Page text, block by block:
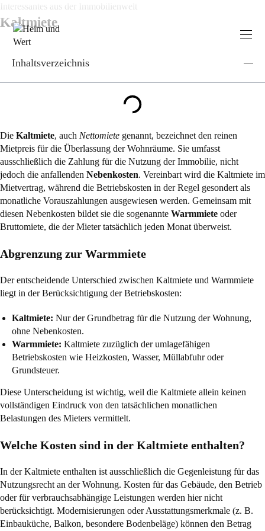
Zum
Inhalt
springen
Interessantes aus der Immobilienwelt
Kaltmiete
Inhaltsverzeichnis
Die Kaltmiete, auch Nettomiete genannt, bezeichnet den reinen
Mietpreis für die Überlassung der Wohnräume. Sie umfasst
ausschließlich die Zahlung für die Nutzung der Immobilie, nicht
jedoch die anfallenden Nebenkosten. Vereinbart wird die Kaltmiete im
Mietvertrag, während die Betriebskosten in der Regel gesondert als
monatliche Vorauszahlungen ausgewiesen werden. Gemeinsam mit
diesen Nebenkosten bildet sie die sogenannte Warmmiete oder
Bruttomiete, die der Mieter tatsächlich jeden Monat überweist.
Abgrenzung zur Warmmiete
Der entscheidende Unterschied zwischen Kaltmiete und Warmmiete
liegt in der Berücksichtigung der Betriebskosten:
Kaltmiete: Nur der Grundbetrag für die Nutzung der Wohnung,
ohne Nebenkosten.
Warmmiete: Kaltmiete zuzüglich der umlagefähigen
Betriebskosten wie Heizkosten, Wasser, Müllabfuhr oder
Grundsteuer.
Diese Unterscheidung ist wichtig, weil die Kaltmiete allein keinen
vollständigen Eindruck von den tatsächlichen monatlichen
Belastungen des Mieters vermittelt.
Welche Kosten sind in der Kaltmiete enthalten?
In der Kaltmiete enthalten ist ausschließlich die Gegenleistung für das
Nutzungsrecht an der Wohnung. Kosten für das Gebäude, den Betrieb
oder für verbrauchsabhängige Leistungen werden hier nicht
berücksichtigt. Modernisierungen oder Ausstattungsmerkmale (z. B.
Einbauküche, Balkon, besondere Bodenbeläge) können den Betrag